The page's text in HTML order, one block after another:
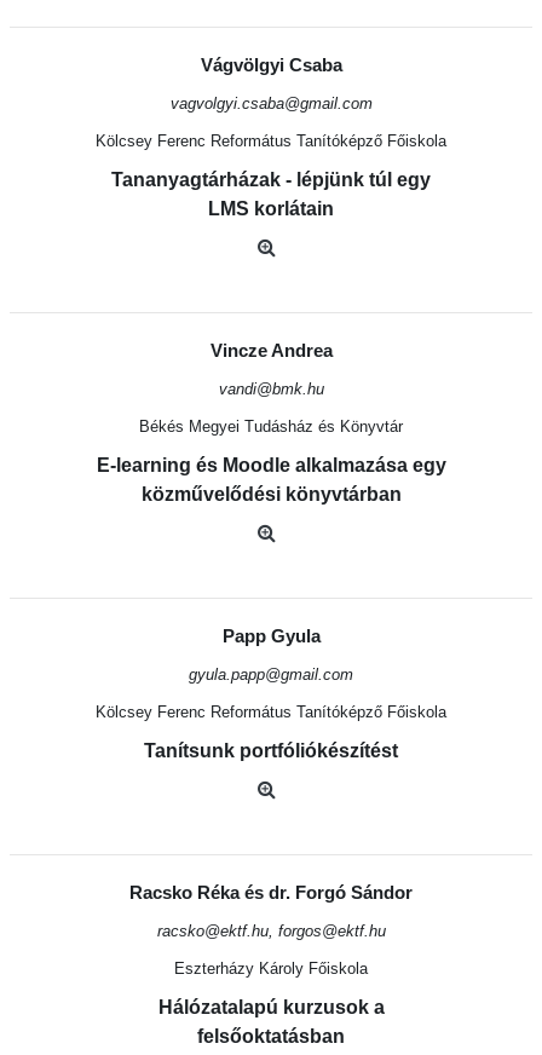
Vágvölgyi Csaba
vagvolgyi.csaba@gmail.com
Kölcsey Ferenc Református Tanítóképző Főiskola
Tananyagtárházak - lépjünk túl egy
LMS korlátain
Vincze Andrea
vandi@bmk.hu
Békés Megyei Tudásház és Könyvtár
E-learning és Moodle alkalmazása egy
közművelődési könyvtárban
Papp Gyula
gyula.papp@gmail.com
Kölcsey Ferenc Református Tanítóképző Főiskola
Tanítsunk portfóliókészítést
Racsko Réka és dr. Forgó Sándor
racsko@ektf.hu, forgos@ektf.hu
Eszterházy Károly Főiskola
Hálózatalapú kurzusok a
felsőoktatásban